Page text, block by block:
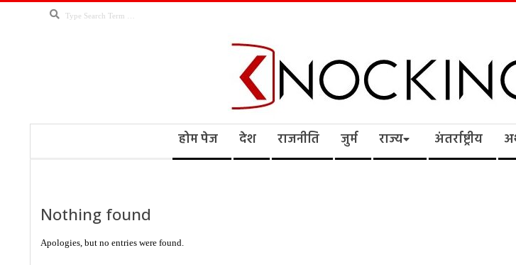
Search
Knocking
होम पेज देश राजनीति जुर्म राज्य अंतर्राष्ट्रीय
Nothing found
Apologies, but no entries were found.